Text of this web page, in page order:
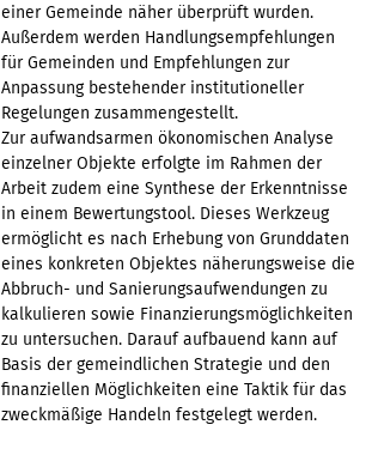
einer Gemeinde näher überprüft wurden.
Außerdem werden Handlungsempfehlungen
für Gemeinden und Empfehlungen zur
Anpassung bestehender institutioneller
Regelungen zusammengestellt.
Zur aufwandsarmen ökonomischen Analyse
einzelner Objekte erfolgte im Rahmen der
Arbeit zudem eine Synthese der Erkenntnisse
in einem Bewertungstool. Dieses Werkzeug
ermöglicht es nach Erhebung von Grunddaten
eines konkreten Objektes näherungsweise die
Abbruch- und Sanierungsaufwendungen zu
kalkulieren sowie Finanzierungsmöglichkeiten
zu untersuchen. Darauf aufbauend kann auf
Basis der gemeindlichen Strategie und den
finanziellen Möglichkeiten eine Taktik für das
zweckmäßige Handeln festgelegt werden.